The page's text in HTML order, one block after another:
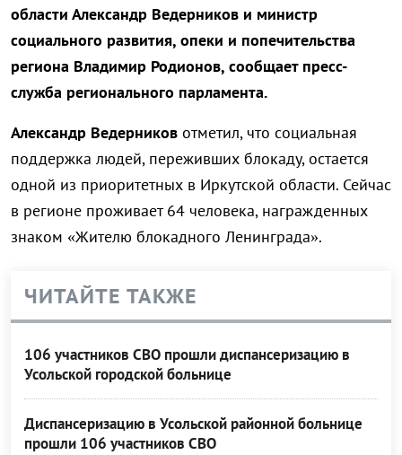
области Александр Ведерников и министр
социального развития, опеки и попечительства
региона Владимир Родионов, сообщает пресс-
служба регионального парламента.
Александр Ведерников отметил, что социальная
поддержка людей, переживших блокаду, остается
одной из приоритетных в Иркутской области. Сейчас
в регионе проживает 64 человека, награжденных
знаком «Жителю блокадного Ленинграда».
ЧИТАЙТЕ ТАКЖЕ
106 участников СВО прошли диспансеризацию в
Усольской городской больнице
Диспансеризацию в Усольской районной больнице
прошли 106 участников СВО